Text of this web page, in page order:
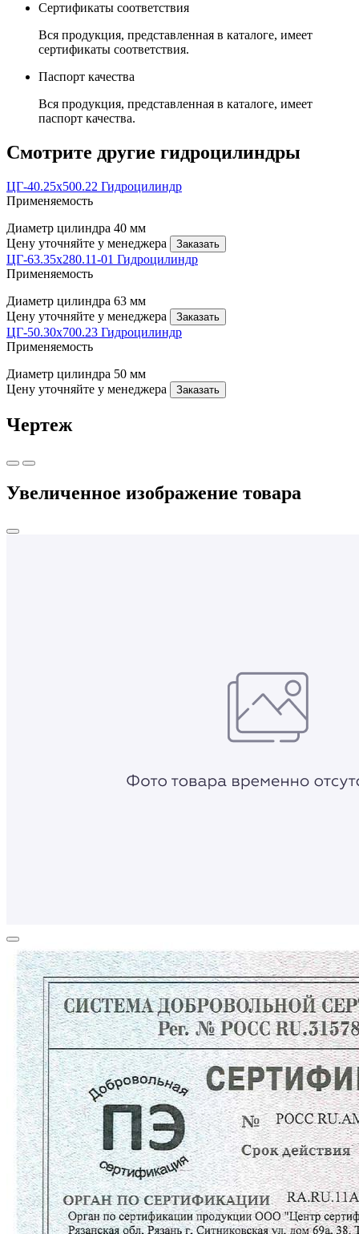
Сертификаты соответствия
Вся продукция, представленная в каталоге, имеет
сертификаты соответствия.
Паспорт качества
Вся продукция, представленная в каталоге, имеет
паспорт качества.
Смотрите другие гидроцилиндры
ЦГ-40.25х500.22 Гидроцилиндр
Применяемость
Диаметр цилиндра 40 мм
Цену уточняйте у менеджера
Заказать
ЦГ-63.35х280.11-01 Гидроцилиндр
Применяемость
Диаметр цилиндра 63 мм
Цену уточняйте у менеджера
Заказать
ЦГ-50.30х700.23 Гидроцилиндр
Применяемость
Диаметр цилиндра 50 мм
Цену уточняйте у менеджера
Заказать
Чертеж
Увеличенное изображение товара